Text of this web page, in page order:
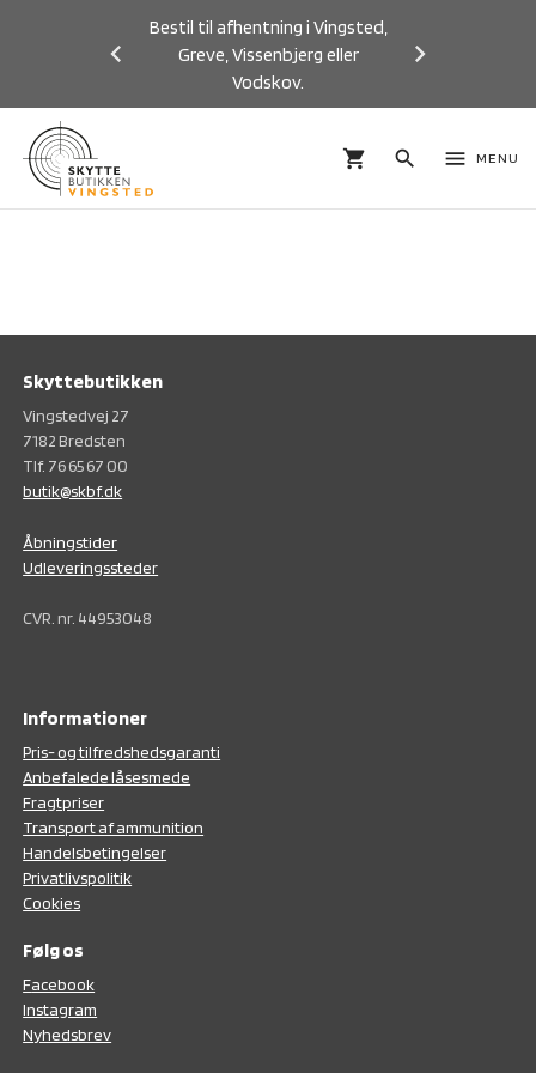
Bestil til afhentning i Vingsted,
Greve, Vissenbjerg eller
Vodskov.
Previous
shopping_cart search menu MENU
Skyttebutikken
Vingstedvej 27
7182 Bredsten
Tlf. 76 65 67 00
butik@skbf.dk
Åbningstider
Udleveringssteder
CVR. nr. 44953048
Informationer
Pris- og tilfredshedsgaranti
Anbefalede låsesmede
Fragtpriser
Transport af ammunition
Handelsbetingelser
Privatlivspolitik
Cookies
Følg os
Facebook
Instagram
Nyhedsbrev